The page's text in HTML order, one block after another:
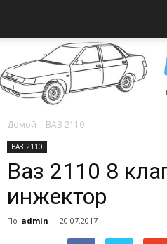
Домой ВАЗ 2110
ВАЗ 2110
Ваз 2110 8
инжектор
По admin - 20.07.2017